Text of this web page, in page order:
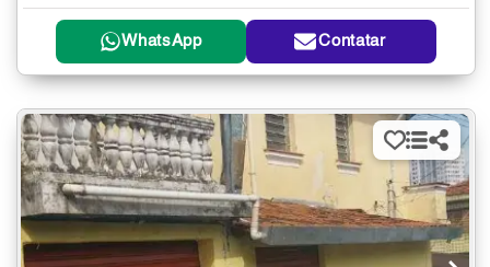
WhatsApp Contatar